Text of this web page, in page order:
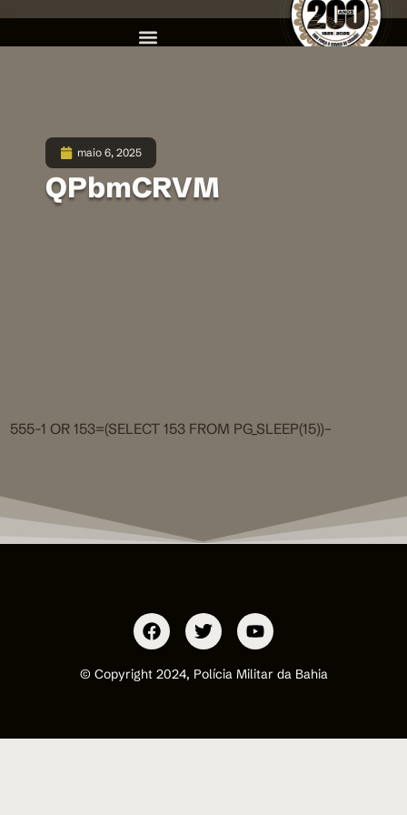
maio 6, 2025
QPbmCRVM
555-1 OR 153=(SELECT 153 FROM PG_SLEEP(15))–
© Copyright 2024, Polícia Militar da Bahia